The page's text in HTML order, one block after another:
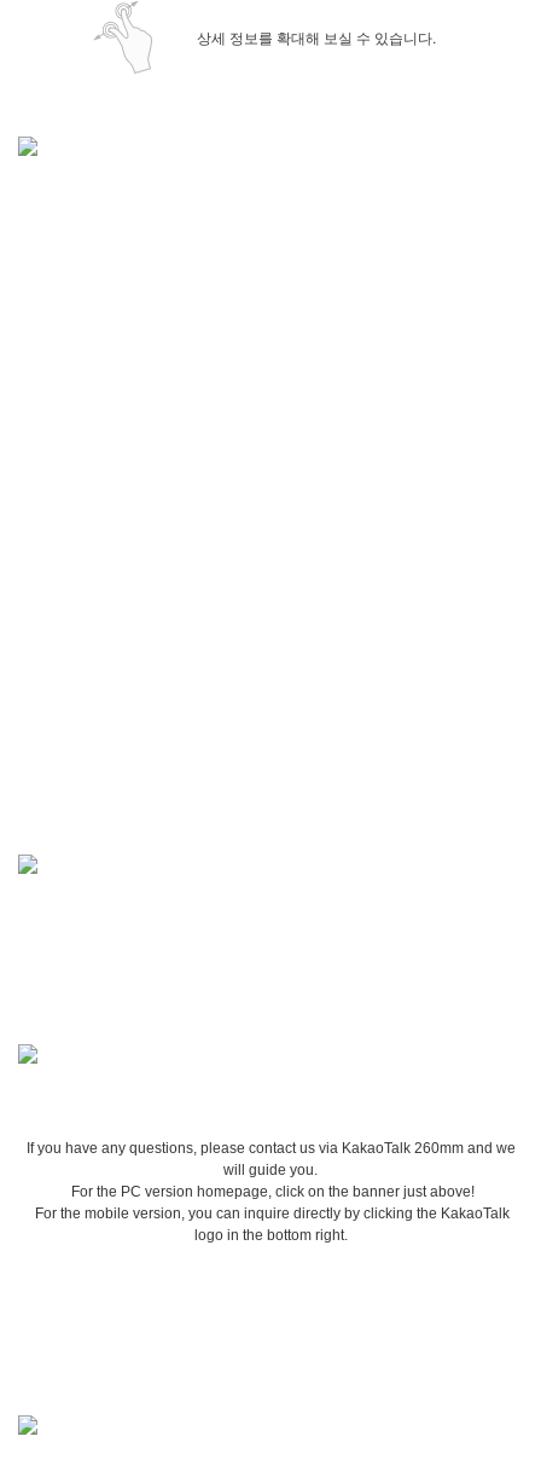
상세 정보를 확대해 보실 수 있습니다.
If you have any questions, please contact us via KakaoTalk 260mm and we
will guide you.
For the PC version homepage, click on the banner just above!
For the mobile version, you can inquire directly by clicking the KakaoTalk
logo in the bottom right.